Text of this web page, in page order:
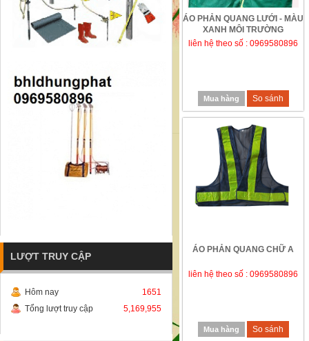
ÁO PHẢN QUANG LƯỚI - MÀU
XANH MÔI TRƯỜNG
liên hệ theo số : 0969580896
Mua hàng So sánh
ÁO PHẢN QUANG CHỮ A
liên hệ theo số : 0969580896
Mua hàng So sánh
LƯỢT TRUY CẬP
Hôm nay
1651
Tổng lượt truy cập
5,169,955